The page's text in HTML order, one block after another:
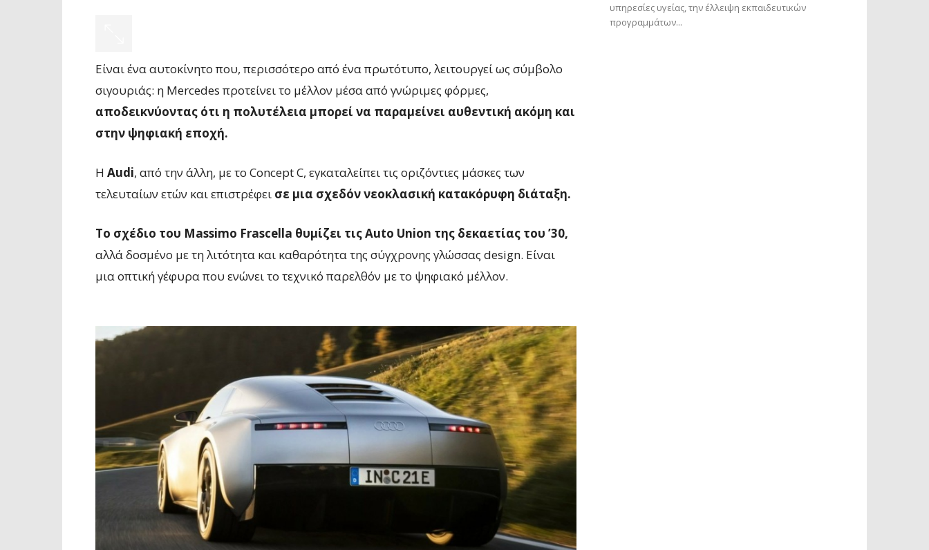
Είναι ένα αυτοκίνητο που, περισσότερο από ένα πρωτότυπο, λειτουργεί ως σύμβολο
σιγουριάς: η Mercedes προτείνει το μέλλον μέσα από γνώριμες φόρμες,
αποδεικνύοντας ότι η πολυτέλεια μπορεί να παραμείνει αυθεντική ακόμη και
στην ψηφιακή εποχή.
Η Audi, από την άλλη, με το Concept C, εγκαταλείπει τις οριζόντιες μάσκες των
τελευταίων ετών και επιστρέφει σε μια σχεδόν νεοκλασική κατακόρυφη διάταξη.
Το σχέδιο του Massimo Frascella θυμίζει τις Auto Union της δεκαετίας του ’30,
αλλά δοσμένο με τη λιτότητα και καθαρότητα της σύγχρονης γλώσσας design. Είναι
μια οπτική γέφυρα που ενώνει το τεχνικό παρελθόν με το ψηφιακό μέλλον.
υπηρεσίες υγείας, την έλλειψη εκπαιδευτικών
προγραμμάτων...